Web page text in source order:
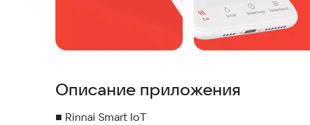
Описание приложения
■ Rinnai Smart IoT